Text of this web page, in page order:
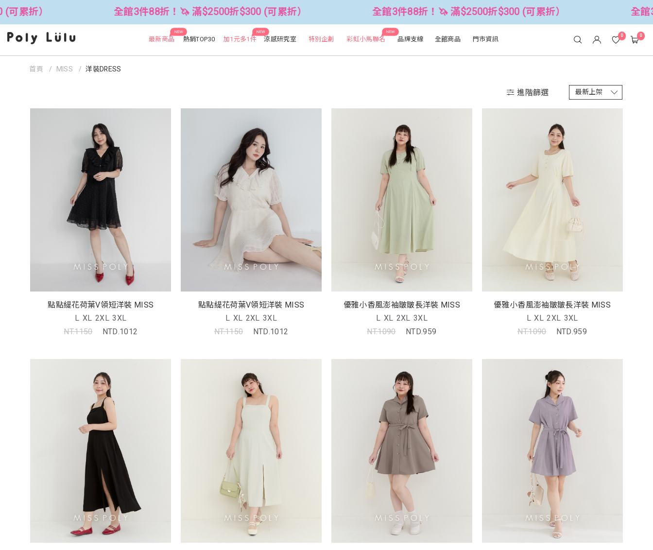
全館3件88折！🦄 滿$2500折$300 (可累折） 全館3件88折！🦄 滿$2500折$300 (可累折） 全館3件88折！🦄 滿$2500
NEW
最新商品 熱銷TOP30
NEW
加1元多1件 涼感研究室 特別企劃
NEW
彩虹小馬聯名 品牌支線 全館商品 門市資訊 0 0
首頁 MISS 洋裝DRESS
進階篩選
點點緹花荷葉V領短洋裝 MISS
L XL 2XL 3XL
NT.1150
NTD.1012
點點緹花荷葉V領短洋裝 MISS
L XL 2XL 3XL
NT.1150
NTD.1012
優雅小香風澎袖皺皺長洋裝 MISS
L XL 2XL 3XL
NT.1090
NTD.959
優雅小香風澎袖皺皺長洋裝 MISS
L XL 2XL 3XL
NT.1090
NTD.959